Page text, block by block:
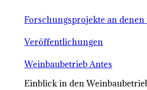
Forschungsprojekte an
Veröffentlichungen
Weinbaubetrieb Antes
Einblick in den